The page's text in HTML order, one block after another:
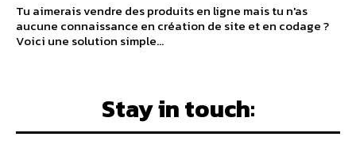
Tu aimerais vendre des produits en ligne mais tu n'as
aucune connaissance en création de site et en codage ?
Voici une solution simple...
Stay in touch: